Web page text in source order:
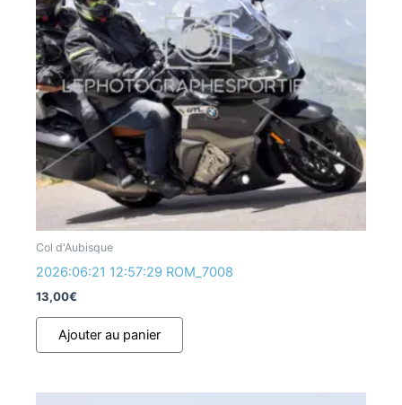
Col d'Aubisque
2026:06:21 12:57:29 ROM_7008
13,00€
Ajouter au panier